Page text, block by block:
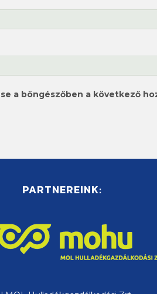
a böngészőben a következő
PARTNEREINK: